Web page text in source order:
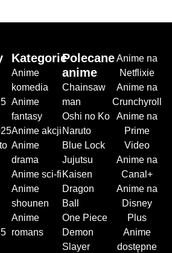
Kategorie
Anime
komedia
Anime
fantasy
Anime akcji
Anime
drama
Anime sci-fi
Anime
shounen
Anime
romans
Polecane
anime
Chainsaw
man
Oshi no Ko
Naruto
Blue Lock
Jujutsu
Kaisen
Dragon
Ball
One Piece
Demon
Slayer
Anime na
Netflixie
Anime na
Crunchyroll
Anime na
Prime
Video
Anime na
Canal+
Anime na
Disney
Plus
Anime
dostępne